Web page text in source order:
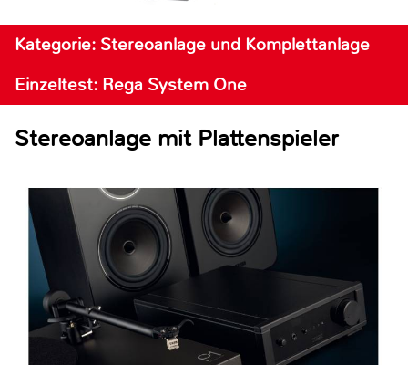
Kategorie: Stereoanlage und Komplettanlage
Einzeltest: Rega System One
Stereoanlage mit Plattenspieler